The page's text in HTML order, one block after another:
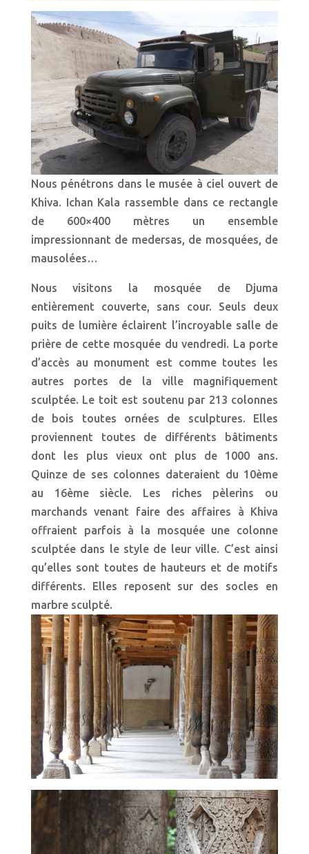
Nous pénétrons dans le musée à ciel ouvert de
Khiva. Ichan Kala rassemble dans ce rectangle
de 600×400 mètres un ensemble
impressionnant de medersas, de mosquées, de
mausolées…
Nous visitons la mosquée de Djuma
entièrement couverte, sans cour. Seuls deux
puits de lumière éclairent l’incroyable salle de
prière de cette mosquée du vendredi. La porte
d’accès au monument est comme toutes les
autres portes de la ville magnifiquement
sculptée. Le toit est soutenu par 213 colonnes
de bois toutes ornées de sculptures. Elles
proviennent toutes de différents bâtiments
dont les plus vieux ont plus de 1000 ans.
Quinze de ses colonnes dateraient du 10ème
au 16ème siècle. Les riches pèlerins ou
marchands venant faire des affaires à Khiva
offraient parfois à la mosquée une colonne
sculptée dans le style de leur ville. C’est ainsi
qu’elles sont toutes de hauteurs et de motifs
différents. Elles reposent sur des socles en
marbre sculpté.